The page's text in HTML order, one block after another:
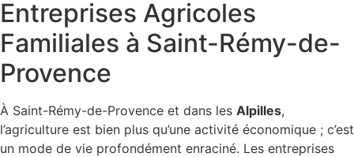
Entreprises Agricoles
Familiales à Saint-Rémy-de-
Provence
À Saint-Rémy-de-Provence et dans les Alpilles,
l’agriculture est bien plus qu’une activité économique ; c’est
un mode de vie profondément enraciné. Les entreprises